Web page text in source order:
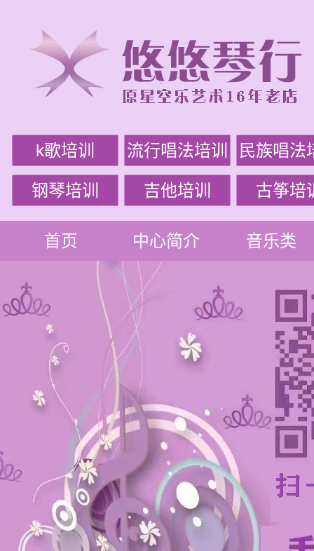
k歌培训 流行唱法培训 民族唱法
钢琴培训 吉他培训 古筝培
首页 中心简介 音乐类